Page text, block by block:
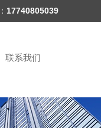
17740805039
联系我们